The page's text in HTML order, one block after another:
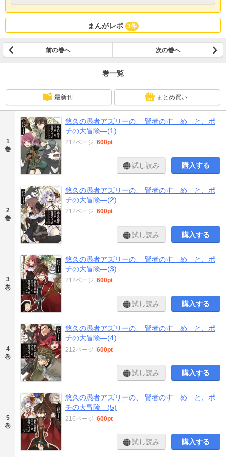
まんがレポ 3件
前の巻へ 次の巻へ
巻一覧
最新刊 まとめ買い
1
巻
悠久の愚者アズリーの、 賢者のすゝめ―と、ポ
チの大冒険―(1)
212ページ |600pt
試し読み 購入する
2
巻
悠久の愚者アズリーの、 賢者のすゝめ―と、ポ
チの大冒険―(2)
212ページ |600pt
試し読み 購入する
3
巻
悠久の愚者アズリーの、 賢者のすゝめ―と、ポ
チの大冒険―(3)
212ページ |600pt
試し読み 購入する
4
巻
悠久の愚者アズリーの、 賢者のすゝめ―と、ポ
チの大冒険―(4)
212ページ |600pt
試し読み 購入する
5
巻
悠久の愚者アズリーの、 賢者のすゝめ―と、ポ
チの大冒険―(5)
216ページ |600pt
試し読み 購入する